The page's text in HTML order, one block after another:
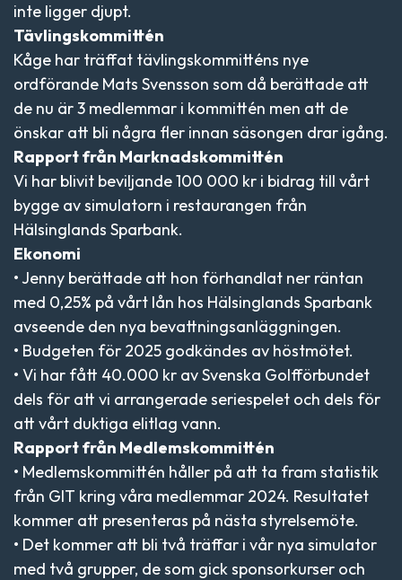
inte ligger djupt.
Tävlingskommittén
Kåge har träffat tävlingskommitténs nye
ordförande Mats Svensson som då berättade att
de nu är 3 medlemmar i kommittén men att de
önskar att bli några fler innan säsongen drar igång.
Rapport från Marknadskommittén
Vi har blivit beviljande 100 000 kr i bidrag till vårt
bygge av simulatorn i restaurangen från
Hälsinglands Sparbank.
Ekonomi
• Jenny berättade att hon förhandlat ner räntan
med 0,25% på vårt lån hos Hälsinglands Sparbank
avseende den nya bevattningsanläggningen.
• Budgeten för 2025 godkändes av höstmötet.
• Vi har fått 40.000 kr av Svenska Golfförbundet
dels för att vi arrangerade seriespelet och dels för
att vårt duktiga elitlag vann.
Rapport från Medlemskommittén
• Medlemskommittén håller på att ta fram statistik
från GIT kring våra medlemmar 2024. Resultatet
kommer att presenteras på nästa styrelsemöte.
• Det kommer att bli två träffar i vår nya simulator
med två grupper, de som gick sponsorkurser och